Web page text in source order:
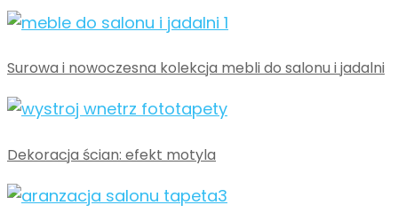
Surowa i nowoczesna kolekcja mebli do salonu i jadalni
Dekoracja ścian: efekt motyla